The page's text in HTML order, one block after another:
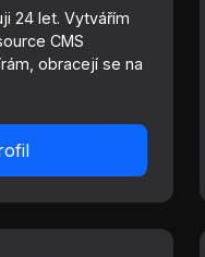
24 let. Vytvářím
CMS
obracejí se na